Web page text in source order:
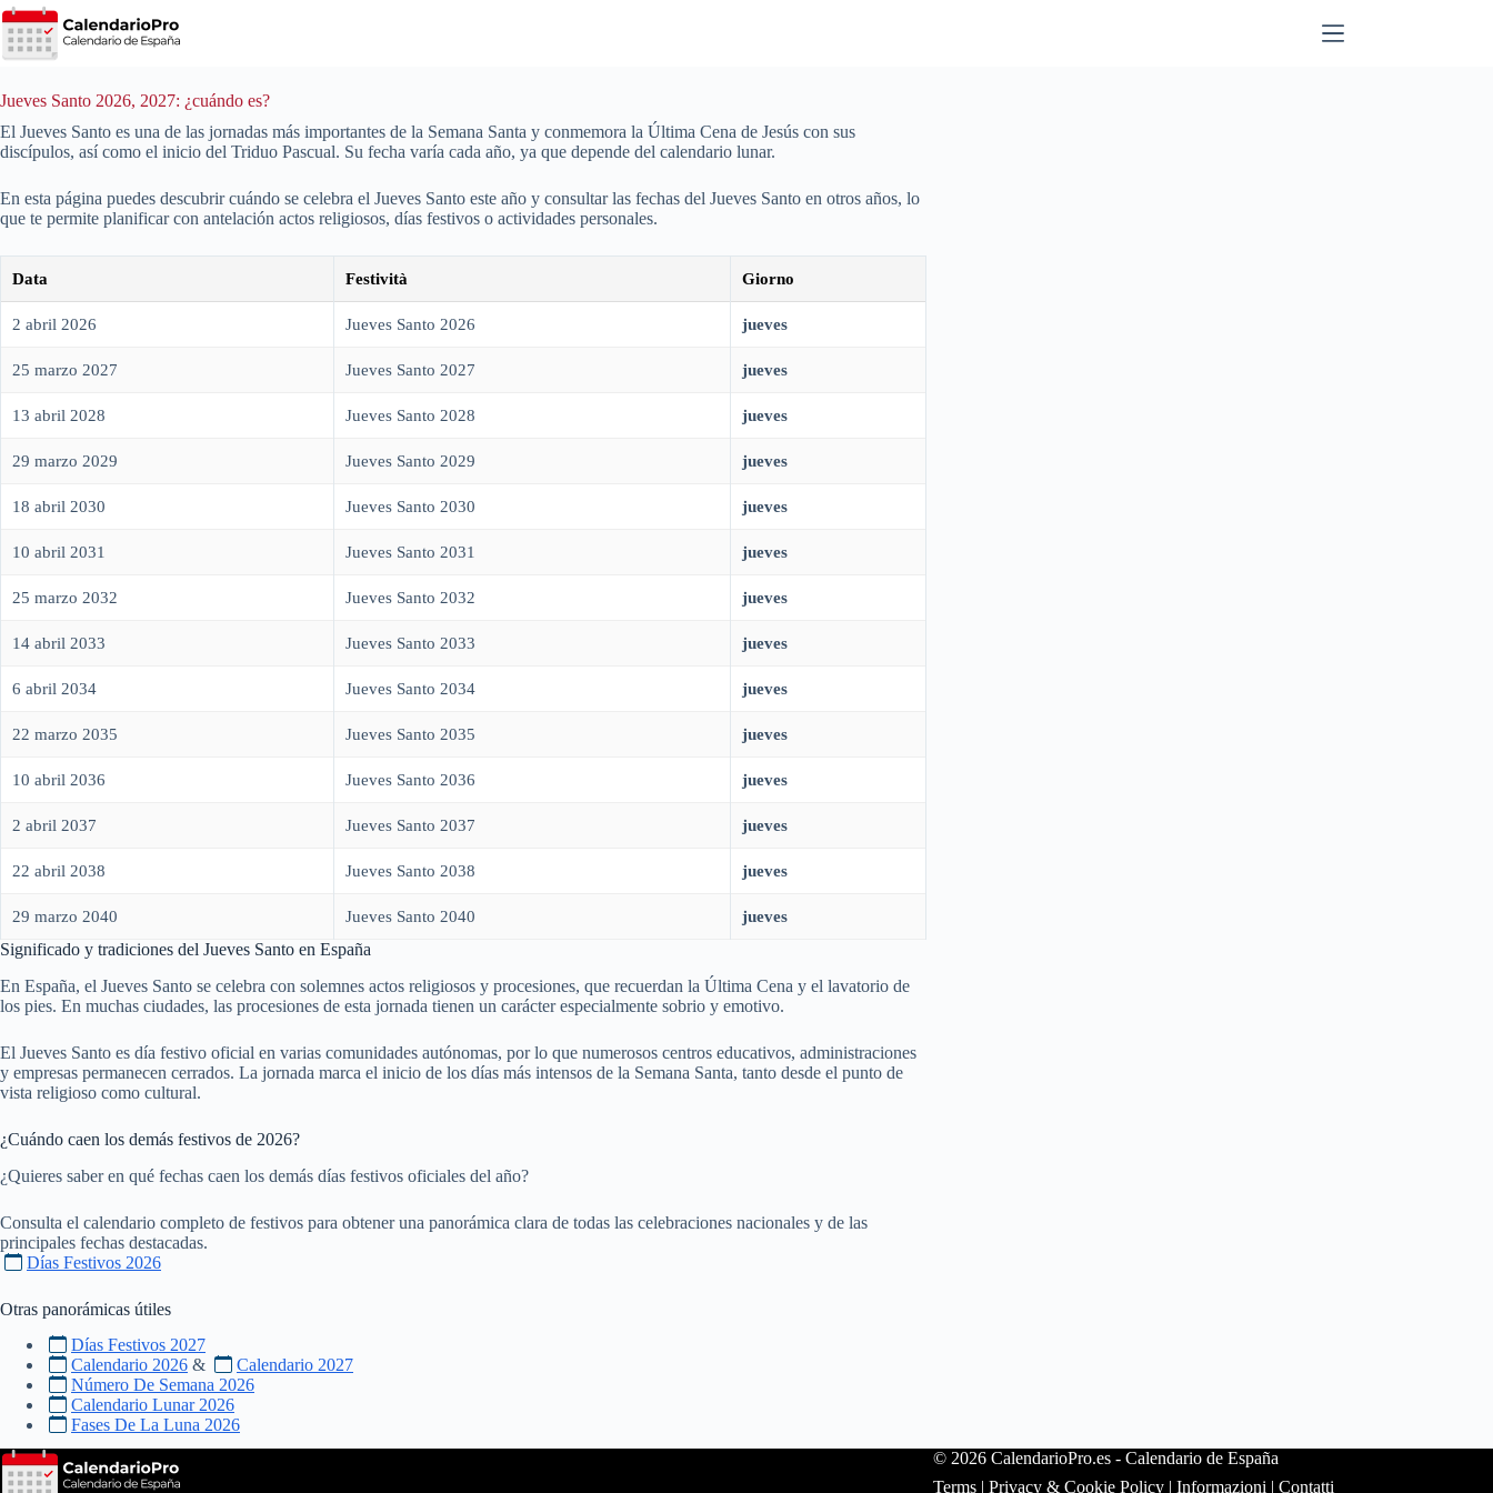
Saltar
al
contenido
Jueves Santo 2026, 2027: ¿cuándo es?
El Jueves Santo es una de las jornadas más importantes de la Semana Santa y conmemora la Última Cena de Jesús con sus
discípulos, así como el inicio del Triduo Pascual. Su fecha varía cada año, ya que depende del calendario lunar.
En esta página puedes descubrir cuándo se celebra el Jueves Santo este año y consultar las fechas del Jueves Santo en otros años, lo
que te permite planificar con antelación actos religiosos, días festivos o actividades personales.
Data Festività Giorno
2 abril 2026 Jueves Santo 2026 jueves
25 marzo 2027 Jueves Santo 2027 jueves
13 abril 2028 Jueves Santo 2028 jueves
29 marzo 2029 Jueves Santo 2029 jueves
18 abril 2030 Jueves Santo 2030 jueves
10 abril 2031 Jueves Santo 2031 jueves
25 marzo 2032 Jueves Santo 2032 jueves
14 abril 2033 Jueves Santo 2033 jueves
6 abril 2034 Jueves Santo 2034 jueves
22 marzo 2035 Jueves Santo 2035 jueves
10 abril 2036 Jueves Santo 2036 jueves
2 abril 2037 Jueves Santo 2037 jueves
22 abril 2038 Jueves Santo 2038 jueves
29 marzo 2040 Jueves Santo 2040 jueves
Significado y tradiciones del Jueves Santo en España
En España, el Jueves Santo se celebra con solemnes actos religiosos y procesiones, que recuerdan la Última Cena y el lavatorio de
los pies. En muchas ciudades, las procesiones de esta jornada tienen un carácter especialmente sobrio y emotivo.
El Jueves Santo es día festivo oficial en varias comunidades autónomas, por lo que numerosos centros educativos, administraciones
y empresas permanecen cerrados. La jornada marca el inicio de los días más intensos de la Semana Santa, tanto desde el punto de
vista religioso como cultural.
¿Cuándo caen los demás festivos de 2026?
¿Quieres saber en qué fechas caen los demás días festivos oficiales del año?
Consulta el calendario completo de festivos para obtener una panorámica clara de todas las celebraciones nacionales y de las
principales fechas destacadas.
Días Festivos 2026
Otras panorámicas útiles
Días Festivos 2027
Calendario 2026 &
Calendario 2027
Número De Semana 2026
Calendario Lunar 2026
Fases De La Luna 2026
© 2026 CalendarioPro.es - Calendario de España
Terms| Privacy & Cookie Policy| Informazioni | Contatti